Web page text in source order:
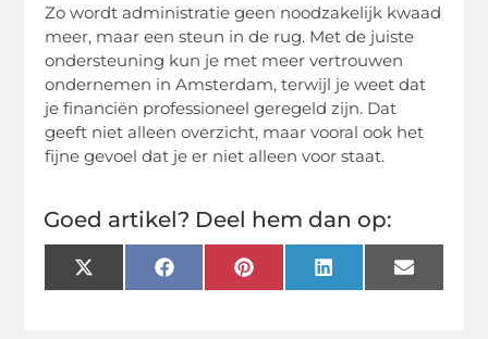
Zo wordt administratie geen noodzakelijk kwaad
meer, maar een steun in de rug. Met de juiste
ondersteuning kun je met meer vertrouwen
ondernemen in Amsterdam, terwijl je weet dat
je financiën professioneel geregeld zijn. Dat
geeft niet alleen overzicht, maar vooral ook het
fijne gevoel dat je er niet alleen voor staat.
Goed artikel? Deel hem dan op:
X
(Twitter)
FacebookPinterestLinkedInEmail